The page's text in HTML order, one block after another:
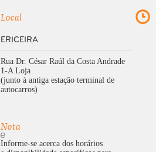
Local
ERICEIRA
Rua Dr. César Raúl da Costa Andrade
1-A Loja
(junto à antiga estação terminal de
autocarros)
Nota
Informe-se acerca dos horários